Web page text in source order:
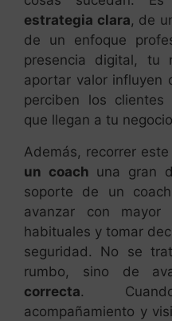
estrategia clara, de
de un enfoque
presencia digital, tu
aportar valor influyen
perciben los
que llegan a tu
Además, recorrer
un coach una gran
soporte de un
avanzar con mayor
habituales y tomar
seguridad. No se
rumbo, sino de
correcta.
acompañamiento y